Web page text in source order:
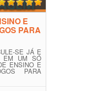
E
PARA
SE JÁ E
EM UM SÓ
ENSINO E
PARA